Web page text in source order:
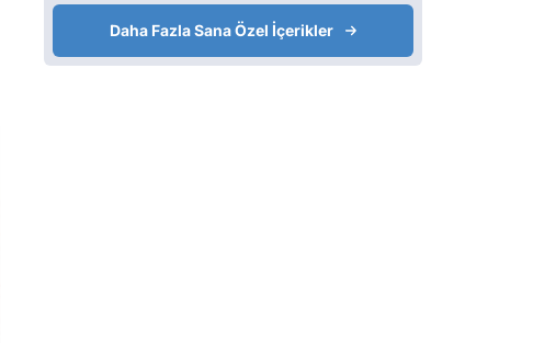
Daha Fazla Sana Özel İçerikler